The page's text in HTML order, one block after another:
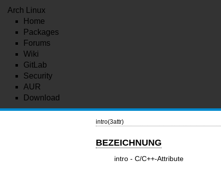
Arch Linux
Home
Packages
Forums
Wiki
GitLab
Security
AUR
Download
intro(3attr)
BEZEICHNUNG
intro - C/C++-Attribute